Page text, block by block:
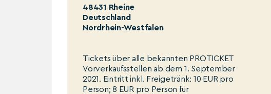
48431 Rheine
Deutschland
Nordrhein-Westfalen
Tickets über alle bekannten PROTICKET
Vorverkaufsstellen ab dem 1. September
2021. Eintritt inkl. Freigetränk: 10 EUR pro
Person; 8 EUR pro Person für